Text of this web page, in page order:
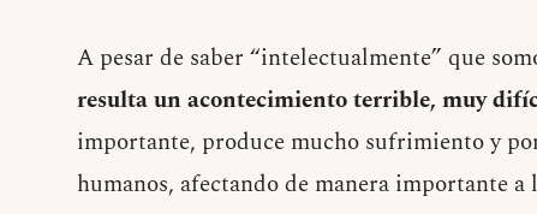
A pesar de saber “intelectualmente” que
resulta un acontecimiento terrible, muy
importante, produce mucho sufrimiento y
humanos, afectando de manera importante